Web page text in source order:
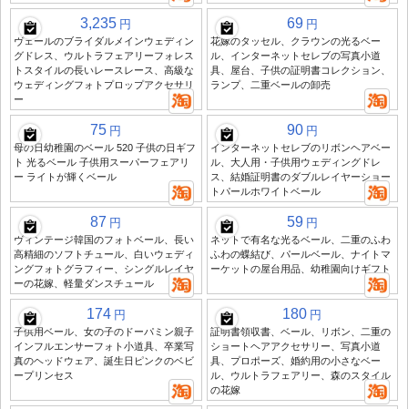
3,235 円
ヴェールのブライダルメインウェディン
グドレス、ウルトラフェアリーフォレス
トスタイルの長いレースレース、高級な
ウェディングフォトプロップアクセサリ
ー
69 円
花嫁のタッセル、クラウンの光るベー
ル、インターネットセレブの写真小道
具、屋台、子供の証明書コレクション、
ランプ、二重ベールの卸売
75 円
母の日幼稚園のベール 520 子供の日ギフ
ト 光るベール 子供用スーパーフェアリ
ー ライトが輝くベール
90 円
インターネットセレブのリボンヘアベー
ル、大人用・子供用ウェディングドレ
ス、結婚証明書のダブルレイヤーショー
トパールホワイトベール
87 円
ヴィンテージ韓国のフォトベール、長い
高精細のソフトチュール、白いウェディ
ングフォトグラフィー、シングルレイヤ
ーの花嫁、軽量ダンスチュール
59 円
ネットで有名な光るベール、二重のふわ
ふわの蝶結び、パールベール、ナイトマ
ーケットの屋台用品、幼稚園向けギフト
174 円
子供用ベール、女の子のドーパミン親子
インフルエンサーフォト小道具、卒業写
真のヘッドウェア、誕生日ピンクのベビ
ープリンセス
180 円
証明書領収書、ベール、リボン、二重の
ショートヘアアクセサリー、写真小道
具、プロポーズ、婚約用の小さなベー
ル、ウルトラフェアリー、森のスタイル
の花嫁